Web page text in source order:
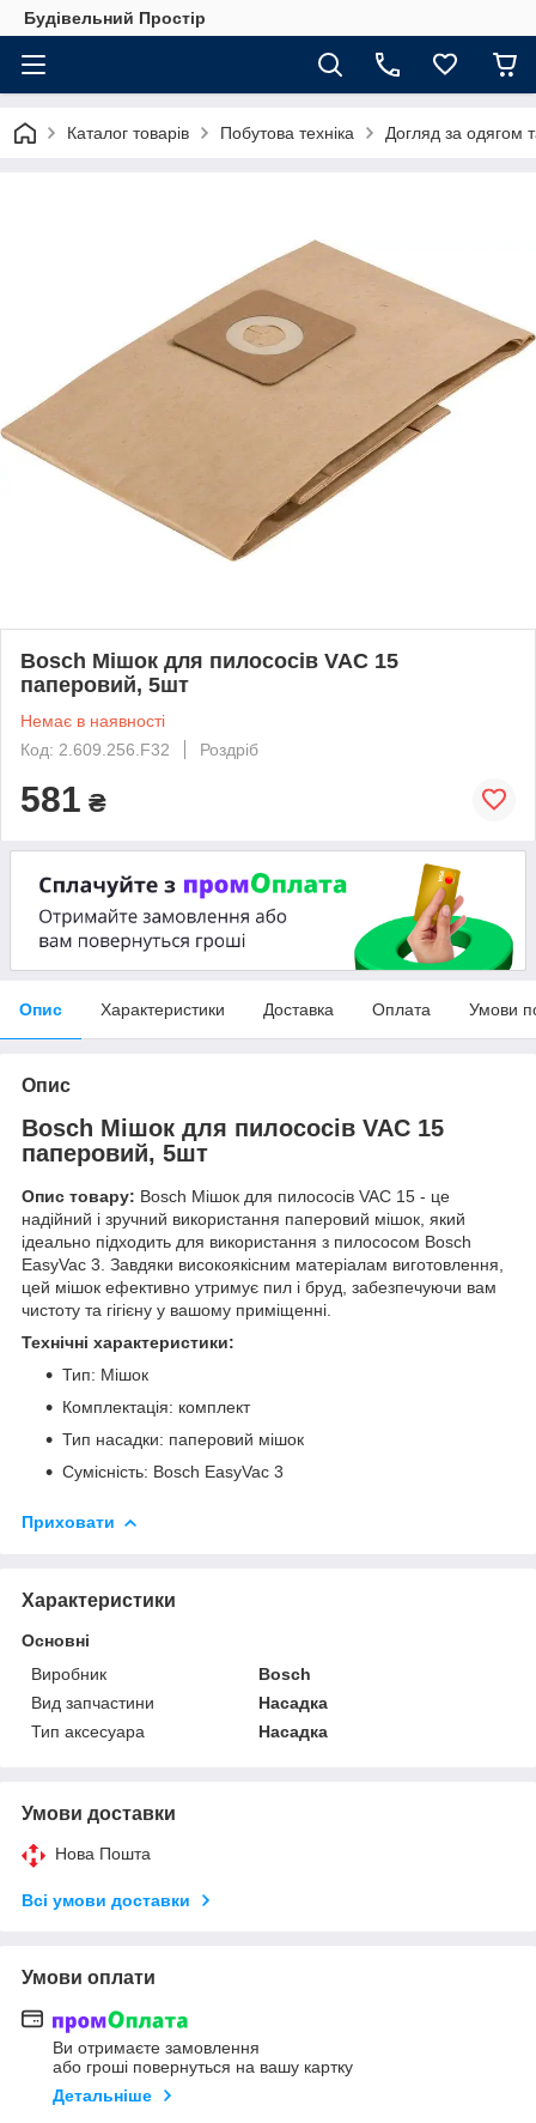
Будівельний Простір
Каталог товарів Побутова техніка Догляд за одягом
Bosch Мішок для пилососів VAC 15
паперовий, 5шт
Немає в наявності
Код: 2.609.256.F32
Роздріб
581 ₴
Опис Характеристики Доставка Оплата Умови
Опис
Bosch Мішок для пилососів VAC 15
паперовий, 5шт
Опис товару: Bosch Мішок для пилососів VAC 15 - це
надійний і зручний використання паперовий мішок, який
ідеально підходить для використання з пилососом Bosch
EasyVac 3. Завдяки високоякісним матеріалам виготовлення,
цей мішок ефективно утримує пил і бруд, забезпечуючи вам
чистоту та гігієну у вашому приміщенні.
Технічні характеристики:
Тип: Мішок
Комплектація: комплект
Тип насадки: паперовий мішок
Сумісність: Bosch EasyVac 3
Приховати
Характеристики
Основні
Виробник
Bosch
Вид запчастини
Насадка
Тип аксесуара
Насадка
Умови доставки
Нова Пошта
Всі умови доставки
Умови оплати
Ви отримаєте замовлення
або гроші повернуться на вашу картку
Детальніше